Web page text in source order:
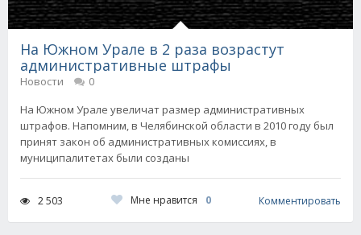
На Южном Урале в 2 раза возрастут
административные штрафы
Новости
0
На Южном Урале увеличат размер административных
штрафов. Напомним, в Челябинской области в 2010 году был
принят закон об административных комиссиях, в
муниципалитетах были созданы
2 503 Мне нравится 0 Комментировать